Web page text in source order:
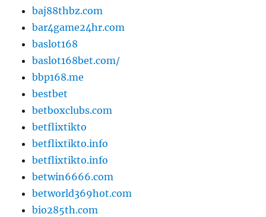
baj88thbz.com
bar4game24hr.com
baslot168
baslot168bet.com/
bbp168.me
bestbet
betboxclubs.com
betflixtikto
betflixtikto.info
betflixtikto.info
betwin6666.com
betworld369hot.com
bio285th.com